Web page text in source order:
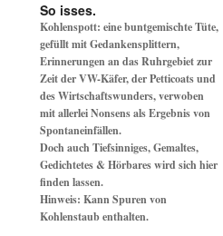
So isses.
Kohlenspott: eine buntgemischte Tüte,
gefüllt mit Gedankensplittern,
Erinnerungen an das Ruhrgebiet zur
Zeit der VW-Käfer, der Petticoats und
des Wirtschaftswunders, verwoben
mit allerlei Nonsens als Ergebnis von
Spontaneinfällen.
Doch auch Tiefsinniges, Gemaltes,
Gedichtetes & Hörbares wird sich hier
finden lassen.
Hinweis: Kann Spuren von
Kohlenstaub enthalten.